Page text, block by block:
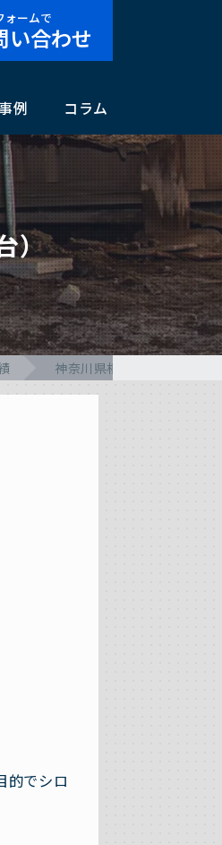
例 コラム
ォームで
い合わせ
）
神奈川県相模原市中央区の
的でシロ